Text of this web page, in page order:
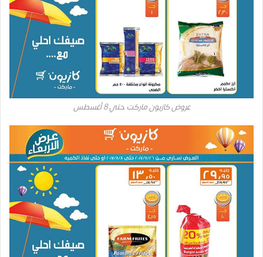
عروض كازيون ماركت حتي 8 أغسطس